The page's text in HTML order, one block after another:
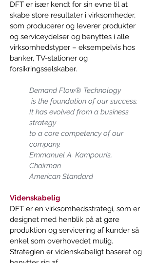
DFT er især kendt for sin evne til at
skabe store resultater i virksomheder,
som producerer og leverer produkter
og serviceydelser og benyttes i alle
virksomhedstyper – eksempelvis hos
banker, TV-stationer og
forsikringsselskaber.
Demand Flow® Technology
is the foundation of our success.
It has evolved from a business
strategy
to a core competency of our
company.
Emmanuel A. Kampouris,
Chairman
American Standard
Videnskabelig
DFT er en virksomhedsstrategi, som er
designet med henblik på at gøre
produktion og servicering af kunder så
enkel som overhovedet mulig.
Strategien er videnskabeligt baseret og